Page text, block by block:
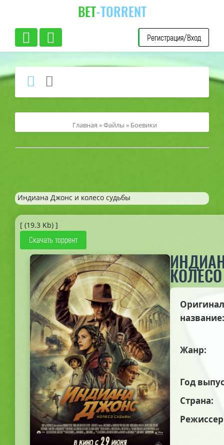
BET-TORRENT
Регистрация/Вход
Главная »Файлы » Боевики
Индиана Джонс и колесо судьбы
[ (19.3 Kb) ]
Скачать торрент
название:
Жанр:
Год
Страна: